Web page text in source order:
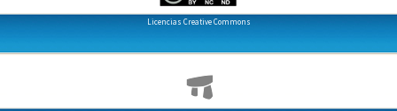
Licencias Creative Commons